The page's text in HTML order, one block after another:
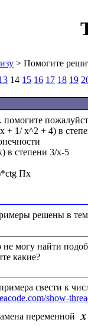
> Помогите
14 15 16 17 18 19
помогите
+ 1/ x^2 + 4) в
в степени 3/x-5
Пx
не могу найти
show-
переменной